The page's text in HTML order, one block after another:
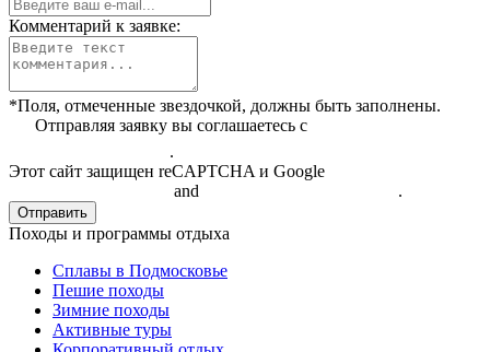
Комментарий к заявке:
*Поля, отмеченные звездочкой, должны быть заполнены.
Отправляя заявку вы соглашаетесь с
.
Этот сайт защищен reCAPTCHA и Google
and .
Отправить
Походы и программы отдыха
Сплавы в Подмосковье
Пешие походы
Зимние походы
Активные туры